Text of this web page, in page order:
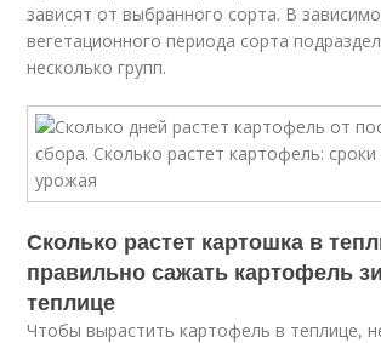
зависят от выбранного сорта. В
вегетационного периода сорта
несколько групп.
Сколько растет картошка в
правильно сажать картофель
теплице
Чтобы вырастить картофель в теплице,